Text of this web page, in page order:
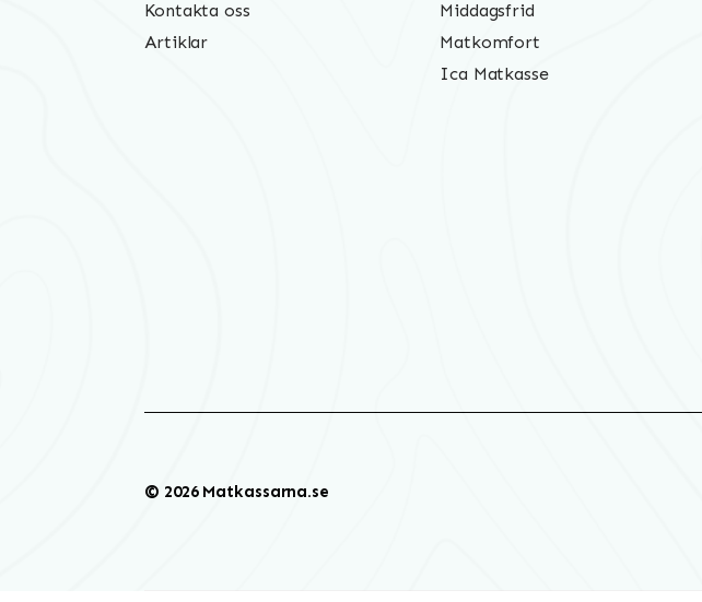
Kontakta oss
Artiklar
Middagsfrid
Matkomfort
Ica Matkasse
© 2026 Matkassarna.se